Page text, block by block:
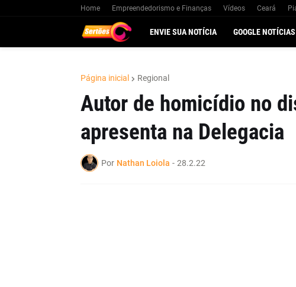
Home Empreendedorismo e Finanças Vídeos Ceará
ENVIE SUA NOTÍCIA GOOGLE NOTÍCIAS
Página inicial Regional
Autor de homicídio no
apresenta na Delegacia
Por Nathan Loiola - 28.2.22